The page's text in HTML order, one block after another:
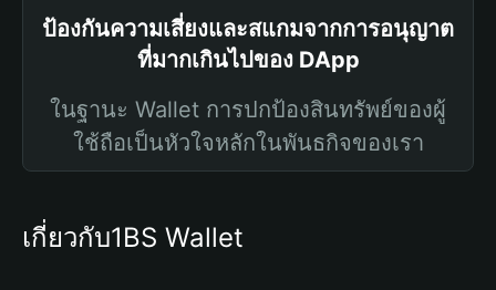
ป้องกันความเสี่ยงและสแกมจากการอนุญาต
ที่มากเกินไปของ DApp
ในฐานะ Wallet การปกป้องสินทรัพย์ของผู้
ใช้ถือเป็นหัวใจหลักในพันธกิจของเรา
เกี่ยวกับ1BS Wallet